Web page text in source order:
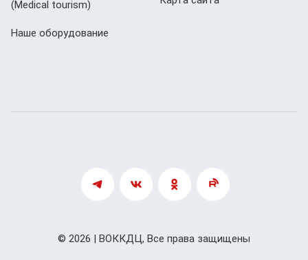
(Мedical tourism)
Наше оборудование
© 2026 | ВОККДЦ, Все права защищены